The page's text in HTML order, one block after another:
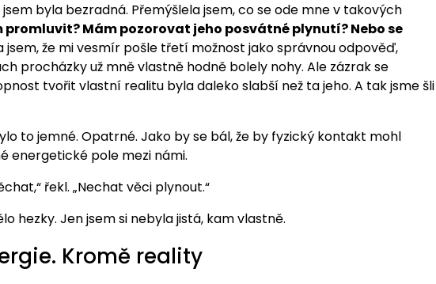
byla bezradná. Přemýšlela jsem, co se ode mne v takových
promluvit? Mám pozorovat jeho posvátné plynutí? Nebo se
jsem, že mi vesmír pošle třetí možnost jako správnou odpověď,
procházky už mně vlastně hodně bolely nohy. Ale zázrak se
tvořit vlastní realitu byla daleko slabší než ta jeho. A tak jsme šli
to jemné. Opatrné. Jako by se bál, že by fyzický kontakt mohl
energetické pole mezi námi.
řekl. „Nechat věci plynout.“
hezky. Jen jsem si nebyla jistá, kam vlastně.
Kromě reality